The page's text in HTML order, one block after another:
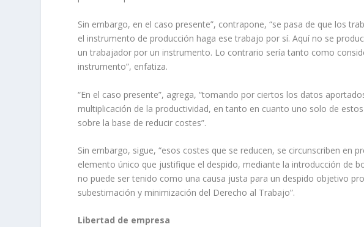
Sin embargo, en el caso presente”, contrapone, “se pasa de que los
el instrumento de producción haga ese trabajo por sí. Aquí no se
un trabajador por un instrumento. Lo contrario sería tanto como
instrumento”, enfatiza.
“En el caso presente”, agrega, “tomando por ciertos los datos
multiplicación de la productividad, en tanto en cuanto uno solo de
sobre la base de reducir costes”.
Sin embargo, sigue, “esos costes que se reducen, se circunscriben
elemento único que justifique el despido, mediante la introducción de
no puede ser tenido como una causa justa para un despido objetivo
subestimación y minimización del Derecho al Trabajo”.
Libertad de empresa